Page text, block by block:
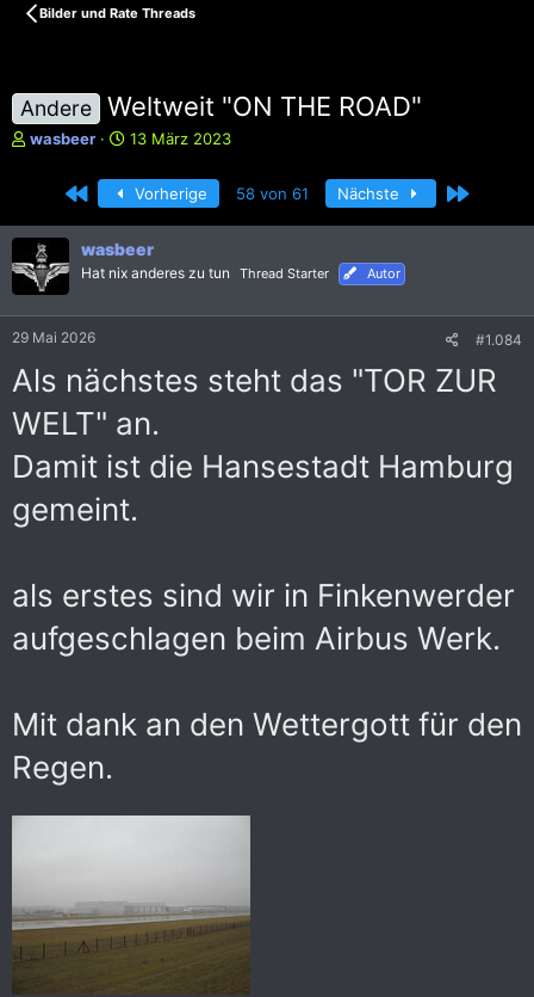
Bilder und Rate Threads
Andere Weltweit "ON THE ROAD"
E
e
l
e
wasbeer
E
s
e
l
13 März 2023
Erste Vorherige 58 von 61 Nächste Letzte
wasbeer
Hat nix anderes zu tun Thread Starter Autor
29 Mai 2026 #1.084
Als nächstes steht das "TOR ZUR
WELT" an.
Damit ist die Hansestadt Hamburg
gemeint.
als erstes sind wir in Finkenwerder
aufgeschlagen beim Airbus Werk.
Mit dank an den Wettergott für den
Regen.